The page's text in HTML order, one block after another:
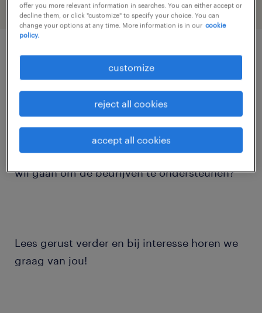
Voor onze klant in Genk zijn we op zoek naar
een bordenbouwer die de regio Limburg,
Antwerpen, Brussel en Luik wil veroveren. Ben
jij de elektrische expert die graag de baan op
wil gaan om de bedrijven te ondersteunen?
Lees gerust verder en bij interesse horen we
graag van jou!
offer you more relevant information in searches. You can either accept or
decline them, or click "customize" to specify your choice. You can
change your options at any time. More information is in our cookie
policy.
customize
reject all cookies
accept all cookies